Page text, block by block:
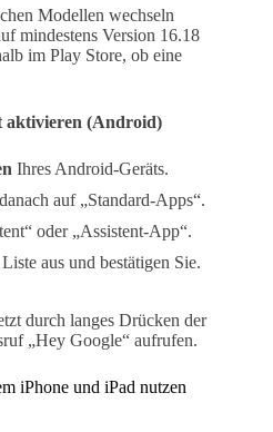
Modellen wechseln
mindestens Version 16.18
im Play Store, ob eine
aktivieren (Android)
Ihres Android-Geräts.
auf „Standard-Apps“.
oder „Assistent-App“.
aus und bestätigen Sie.
durch langes Drücken der
„Hey Google“ aufrufen.
iPhone und iPad nutzen